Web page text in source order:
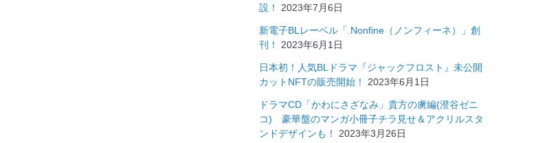
設！
2023年7月6日
新電子BLレーベル「.Nonfine（ノンフィーネ）」創
刊！
2023年6月1日
日本初！人気BLドラマ『ジャックフロスト』未公開
カットNFTの販売開始！
2023年6月1日
ドラマCD「かわにさざなみ」貴方の虜編(澄谷ゼニ
コ) 豪華盤のマンガ小冊子チラ見せ＆アクリルスタ
ンドデザインも！
2023年3月26日